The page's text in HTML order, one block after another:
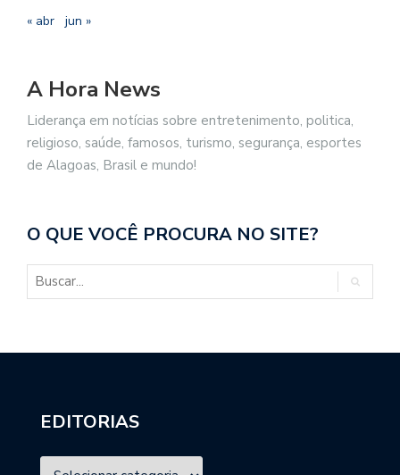
« abr jun »
A Hora News
Liderança em notícias sobre entretenimento, politica,
religioso, saúde, famosos, turismo, segurança, esportes
de Alagoas, Brasil e mundo!
O QUE VOCÊ PROCURA NO SITE?
EDITORIAS